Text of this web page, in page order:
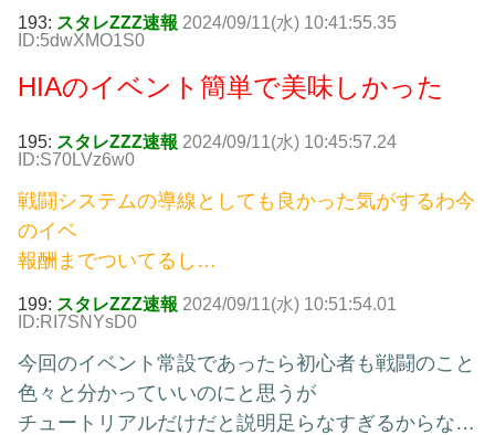
193: スタレZZZ速報 2024/09/11(水) 10:41:55.35
ID:5dwXMO1S0
HIAのイベント簡単で美味しかった
195: スタレZZZ速報 2024/09/11(水) 10:45:57.24
ID:S70LVz6w0
戦闘システムの導線としても良かった気がするわ今
のイベ
報酬までついてるし…
199: スタレZZZ速報 2024/09/11(水) 10:51:54.01
ID:RI7SNYsD0
今回のイベント常設であったら初心者も戦闘のこと
色々と分かっていいのにと思うが
チュートリアルだけだと説明足らなすぎるからな…